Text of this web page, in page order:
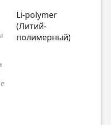
Li-polymer
(Литий-
полимерный)